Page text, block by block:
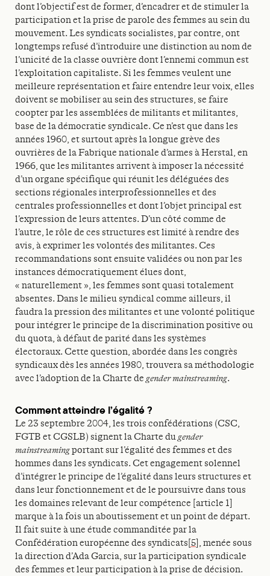
dont l’objectif est de former, d’encadrer et de stimuler la
participation et la prise de parole des femmes au sein du
mouvement. Les syndicats socialistes, par contre, ont
longtemps refusé d’introduire une distinction au nom de
l’unicité de la classe ouvrière dont l’ennemi commun est
l’exploitation capitaliste. Si les femmes veulent une
meilleure représentation et faire entendre leur voix, elles
doivent se mobiliser au sein des structures, se faire
coopter par les assemblées de militants et militantes,
base de la démocratie syndicale. Ce n’est que dans les
années 1960, et surtout après la longue grève des
ouvrières de la Fabrique nationale d’armes à Herstal, en
1966, que les militantes arrivent à imposer la nécessité
d’un organe spécifique qui réunit les déléguées des
sections régionales interprofessionnelles et des
centrales professionnelles et dont l’objet principal est
l’expression de leurs attentes. D’un côté comme de
l’autre, le rôle de ces structures est limité à rendre des
avis, à exprimer les volontés des militantes. Ces
recommandations sont ensuite validées ou non par les
instances démocratiquement élues dont,
« naturellement », les femmes sont quasi totalement
absentes. Dans le milieu syndical comme ailleurs, il
faudra la pression des militantes et une volonté politique
pour intégrer le principe de la discrimination positive ou
du quota, à défaut de parité dans les systèmes
électoraux. Cette question, abordée dans les congrès
syndicaux dès les années 1980, trouvera sa méthodologie
avec l’adoption de la Charte de gender mainstreaming.
Comment atteindre l’égalité ?
Le 23 septembre 2004, les trois confédérations (CSC,
FGTB et CGSLB) signent la Charte dugender
mainstreamingportant sur l’égalité des femmes et des
hommes dans les syndicats. Cet engagement solennel
d’intégrer le principe de l’égalité dans leurs structures et
dans leur fonctionnement et de le poursuivre dans tous
les domaines relevant de leur compétence [article 1]
marque à la fois un aboutissement et un point de départ.
Il fait suite à une étude commanditée par la
Confédération européenne des syndicats [5] , menée sous
la direction d’Ada Garcia, sur la participation syndicale
des femmes et leur participation à la prise de décision.